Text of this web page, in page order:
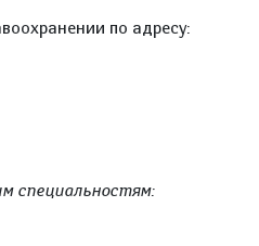
по адресу:
специальностям: